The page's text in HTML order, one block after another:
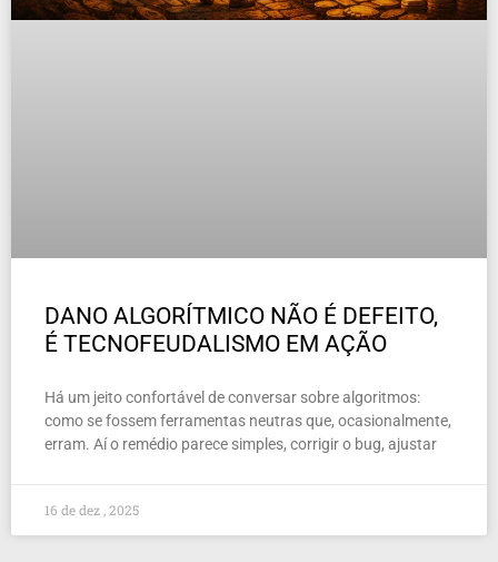
DANO ALGORÍTMICO NÃO É DEFEITO,
É TECNOFEUDALISMO EM AÇÃO
Há um jeito confortável de conversar sobre algoritmos:
como se fossem ferramentas neutras que, ocasionalmente,
erram. Aí o remédio parece simples, corrigir o bug, ajustar
16 de dez , 2025